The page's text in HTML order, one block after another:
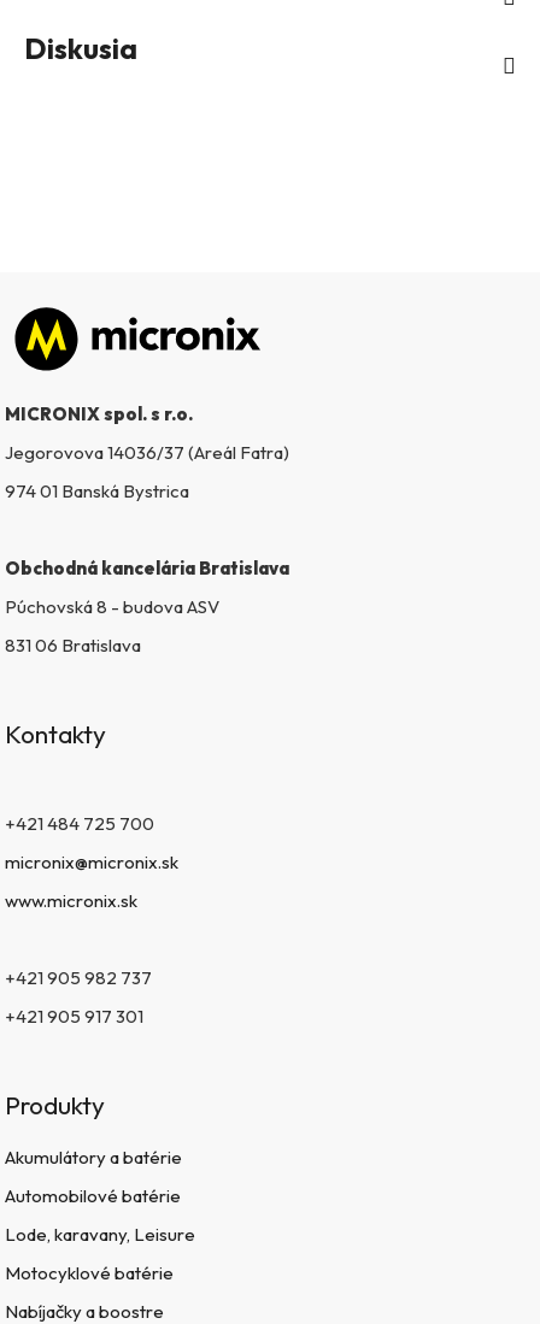
Diskusia
Zápätie
MICRONIX spol. s r.o.
Jegorovova 14036/37 (Areál Fatra)
974 01 Banská Bystrica
Obchodná kancelária Bratislava
Púchovská 8 - budova ASV
831 06 Bratislava
Kontakty
+421 484 725 700
micronix@micronix.sk
www.micronix.sk
+421 905 982 737
+421 905 917 301
Produkty
Akumulátory a batérie
Automobilové batérie
Lode, karavany, Leisure
Motocyklové batérie
Nabíjačky a boostre